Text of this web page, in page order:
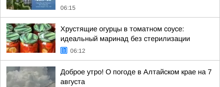
06:15
Хрустящие огурцы в томатном соусе:
идеальный маринад без стерилизации
06:12
Доброе утро! О погоде в Алтайском крае на 7
августа